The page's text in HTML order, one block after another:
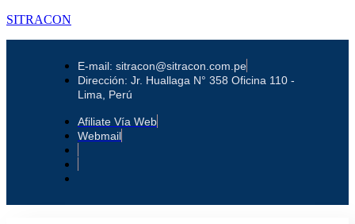
SITRACON
E-mail: sitracon@sitracon.com.pe
Dirección: Jr. Huallaga N° 358 Oficina 110 -
Lima, Perú
Afiliate Vía Web
Webmail